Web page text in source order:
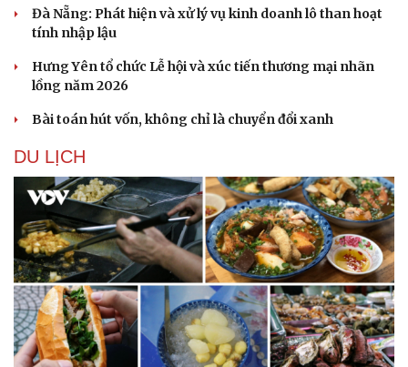
Đà Nẵng: Phát hiện và xử lý vụ kinh doanh lô than hoạt
tính nhập lậu
Hưng Yên tổ chức Lễ hội và xúc tiến thương mại nhãn
lồng năm 2026
Bài toán hút vốn, không chỉ là chuyển đổi xanh
DU LỊCH